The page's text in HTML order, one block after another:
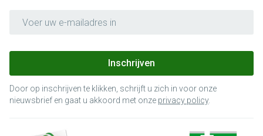
Inschrijven
Door op inschrijven te klikken, schrijft u zich in voor onze
nieuwsbrief en gaat u akkoord met onze privacy policy.